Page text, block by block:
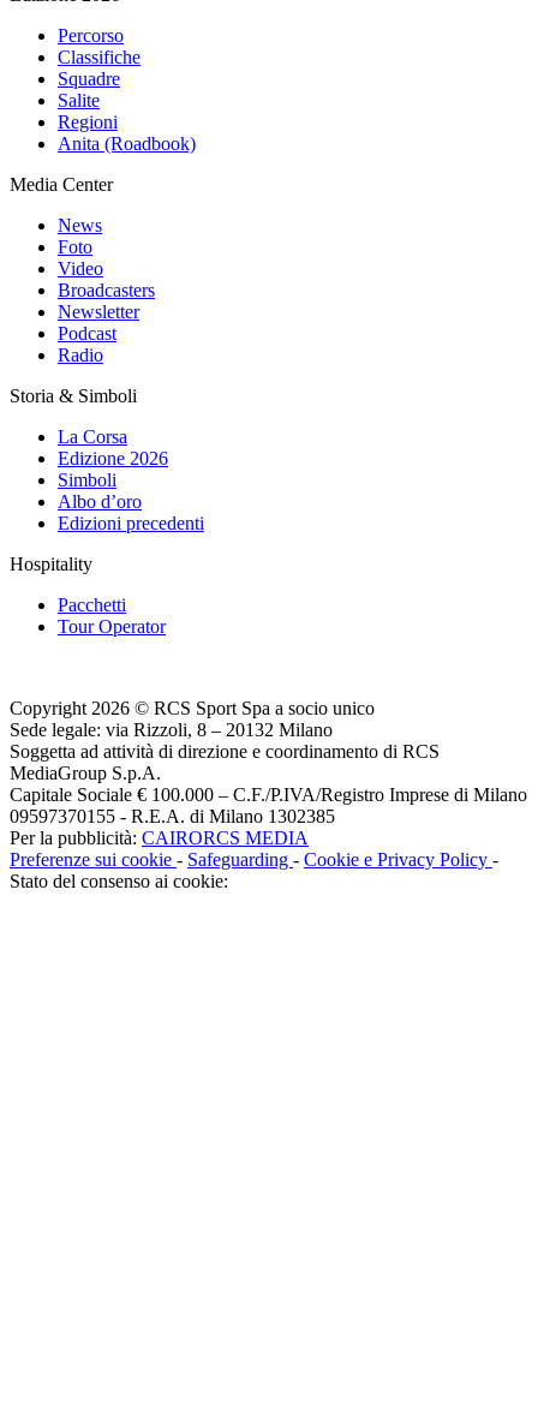
Percorso
Classifiche
Squadre
Salite
Regioni
Anita (Roadbook)
Media Center
News
Foto
Video
Broadcasters
Newsletter
Podcast
Radio
Storia & Simboli
La Corsa
Edizione 2026
Simboli
Albo d’oro
Edizioni precedenti
Hospitality
Pacchetti
Tour Operator
Copyright 2026 © RCS Sport Spa a socio unico
Sede legale: via Rizzoli, 8 – 20132 Milano
Soggetta ad attività di direzione e coordinamento di RCS
MediaGroup S.p.A.
Capitale Sociale € 100.000 – C.F./P.IVA/Registro Imprese di Milano
09597370155 - R.E.A. di Milano 1302385
Per la pubblicità: CAIRORCS MEDIA
Preferenze sui cookie - Safeguarding - Cookie e Privacy Policy -
Stato del consenso ai cookie: